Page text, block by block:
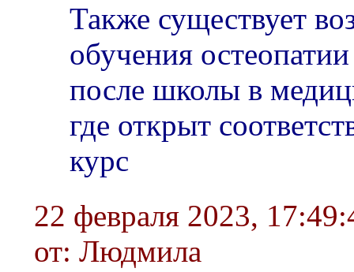
Также существует
обучения
после школы в
где открыт
курс
22 февраля 2023,
от: Людмила